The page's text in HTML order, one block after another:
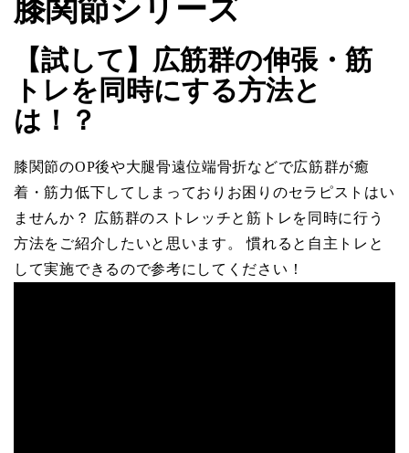
膝関節シリーズ
【試して】広筋群の伸張・筋
トレを同時にする方法と
は！？
膝関節のOP後や大腿骨遠位端骨折などで広筋群が癒
着・筋力低下してしまっておりお困りのセラピストはい
ませんか？ 広筋群のストレッチと筋トレを同時に行う
方法をご紹介したいと思います。 慣れると自主トレと
して実施できるので参考にしてください！